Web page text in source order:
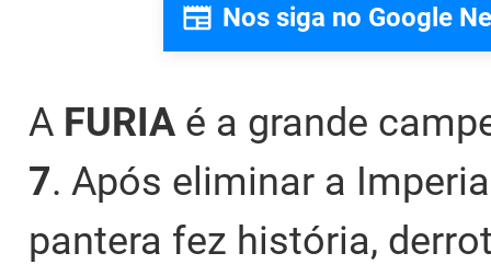
Nos siga no Google
A FURIA é a grande
7. Após eliminar a
pantera fez história,